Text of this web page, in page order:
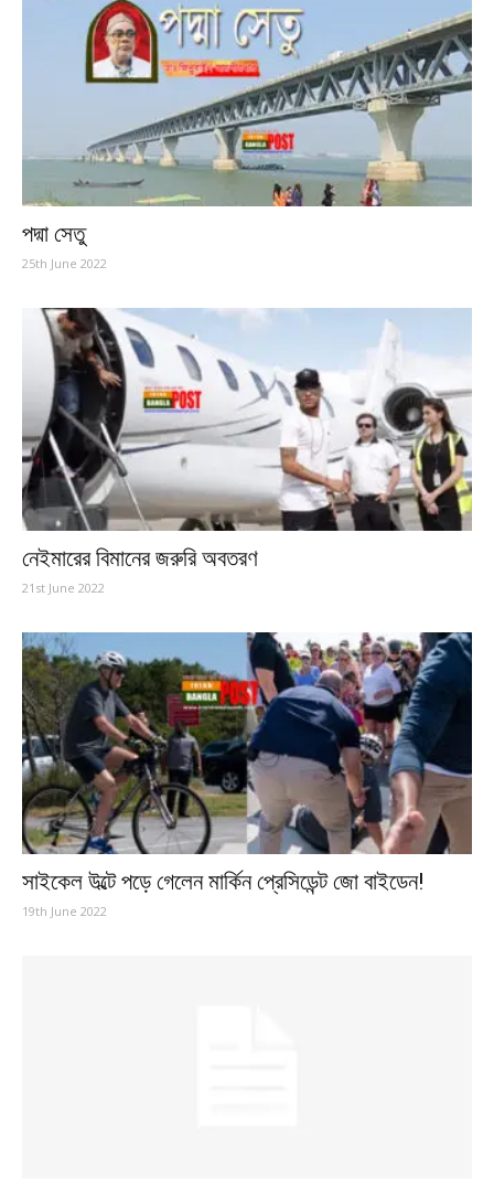
পদ্মা সেতু
25th June 2022
নেইমারের বিমানের জরুরি অবতরণ
21st June 2022
সাইকেল উল্টে পড়ে গেলেন মার্কিন প্রেসিডেন্ট জো বাইডেন!
19th June 2022